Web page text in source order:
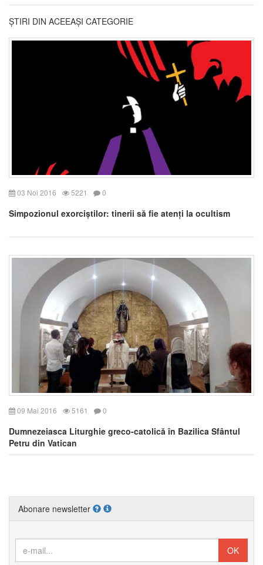
ȘTIRI DIN ACEEAȘI CATEGORIE
03 Noi 2016 5221 0
Simpozionul exorciștilor: tinerii să fie atenți la ocultism
09 Mai 2016 5161 0
Dumnezeiasca Liturghie greco-catolică în Bazilica Sfântul
Petru din Vatican
Abonare newsletter